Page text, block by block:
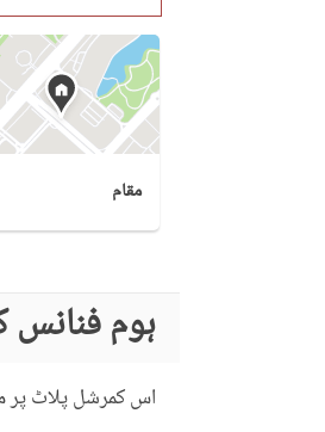
مقام
ہوم فنانس
اس کمرشل پلاٹ پر